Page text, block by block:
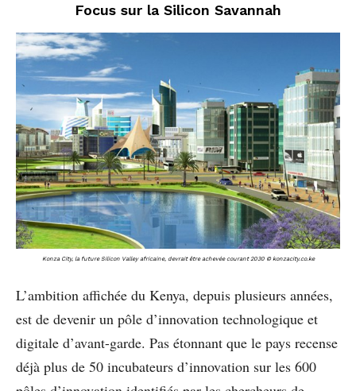
Focus sur la Silicon Savannah
Konza City, la future Silicon Valley africaine, devrait être achevée courant 2030 © konzacity.co.ke
L’ambition affichée du Kenya, depuis plusieurs années,
est de devenir un pôle d’innovation technologique et
digitale d’avant-garde. Pas étonnant que le pays recense
déjà plus de 50 incubateurs d’innovation sur les 600